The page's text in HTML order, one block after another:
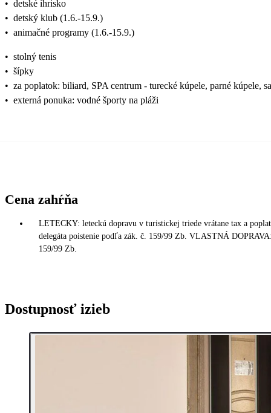
• detské ihrisko
• detský klub (1.6.-15.9.)
• animačné programy (1.6.-15.9.)
• stolný tenis
• šípky
• za poplatok: biliard, SPA centrum - turecké kúpele, parné kúpele,
• externá ponuka: vodné športy na pláži
Cena zahŕňa
LETECKY: leteckú dopravu v turistickej triede vrátane tax a
delegáta poistenie podľa zák. č. 159/99 Zb. VLASTNÁ
159/99 Zb.
Dostupnosť izieb